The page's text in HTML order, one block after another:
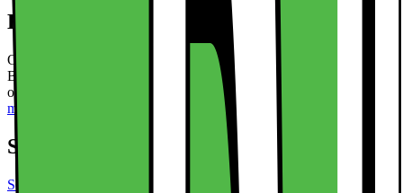
Kort om produktet
Oplev den perfekte blanding af beskyttelse og stil med X-LEVEL
Bojue-3 Series. Dette cover er fremstillet af holdbart PU-læder, TPU
og PC, der beskytter din telefon mod hverdagens stød og ridser.
mere om produktet
Specifikationer
Se alle specifikationer